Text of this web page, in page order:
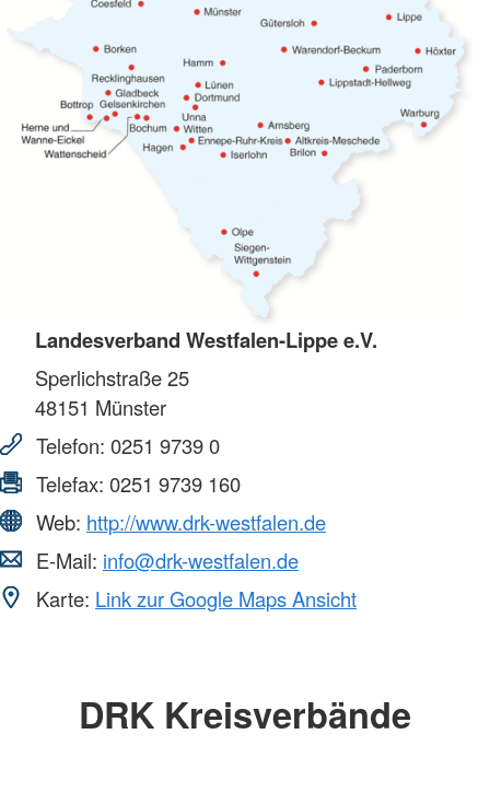
Landesverband Westfalen-Lippe e.V.
Sperlichstraße 25
48151 Münster
Telefon: 0251 9739 0
Telefax: 0251 9739 160
Web: http://www.drk-westfalen.de
E-Mail: info@drk-westfalen.de
Karte: Link zur Google Maps Ansicht
DRK Kreisverbände